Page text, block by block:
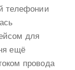
телефонии
для
ещё
провода